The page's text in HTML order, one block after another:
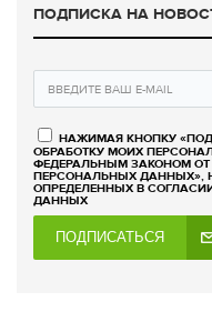
ПОДПИСКА НА
НАЖИМАЯ КНОПКУ
ОБРАБОТКУ МОИХ
ФЕДЕРАЛЬНЫМ ЗАКОНОМ ОТ
ПЕРСОНАЛЬНЫХ ДАННЫХ»,
ОПРЕДЕЛЕННЫХ В
ДАННЫХ
ПОДПИСАТЬСЯ